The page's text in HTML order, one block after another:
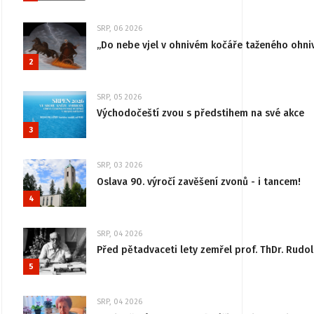
2
SRP, 06 2026
„Do nebe vjel v ohnivém kočáře taženého
3
SRP, 05 2026
Východočeští zvou s předstihem na své akce
4
SRP, 03 2026
Oslava 90. výročí zavěšení zvonů - i tancem!
5
SRP, 04 2026
Před pětadvaceti lety zemřel prof. ThDr.
SRP, 04 2026